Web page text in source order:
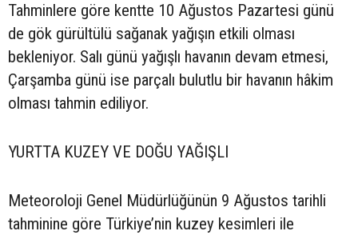
Tahminlere göre kentte 10 Ağustos Pazartesi günü
de gök gürültülü sağanak yağışın etkili olması
bekleniyor. Salı günü yağışlı havanın devam etmesi,
Çarşamba günü ise parçalı bulutlu bir havanın hâkim
olması tahmin ediliyor.
YURTTA KUZEY VE DOĞU YAĞIŞLI
Meteoroloji Genel Müdürlüğünün 9 Ağustos tarihli
tahminine göre Türkiye’nin kuzey kesimleri ile